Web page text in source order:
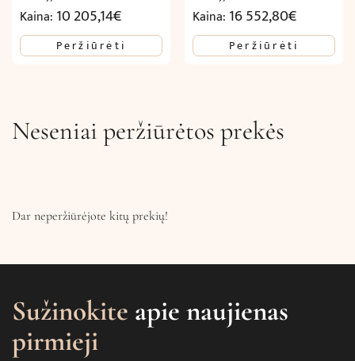
Kaina: 10 205,14€
Peržiūrėti
Kaina: 16 552,80€
Peržiūrėti
Neseniai peržiūrėtos prekės
Dar neperžiūrėjote kitų prekių!
Sužinokite apie naujienas
pirmieji